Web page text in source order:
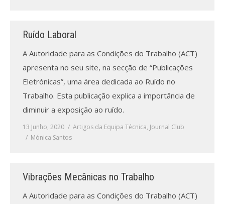
Ruído Laboral
A Autoridade para as Condições do Trabalho (ACT)
apresenta no seu site, na secção de “Publicações
Eletrónicas”, uma área dedicada ao Ruído no
Trabalho. Esta publicação explica a importância de
diminuir a exposição ao ruído.
13 Junho, 2020 Artigos da Equipa Técnica, Journal Club
Mónica Santos
Vibrações Mecânicas no Trabalho
A Autoridade para as Condições do Trabalho (ACT)